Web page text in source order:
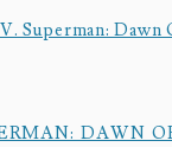
DAWN